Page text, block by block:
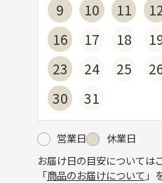
9
10 11
16
17 18
23
24 25
30
31
営業日
休業日
お届け日の目安については
「商品のお届けについて 」